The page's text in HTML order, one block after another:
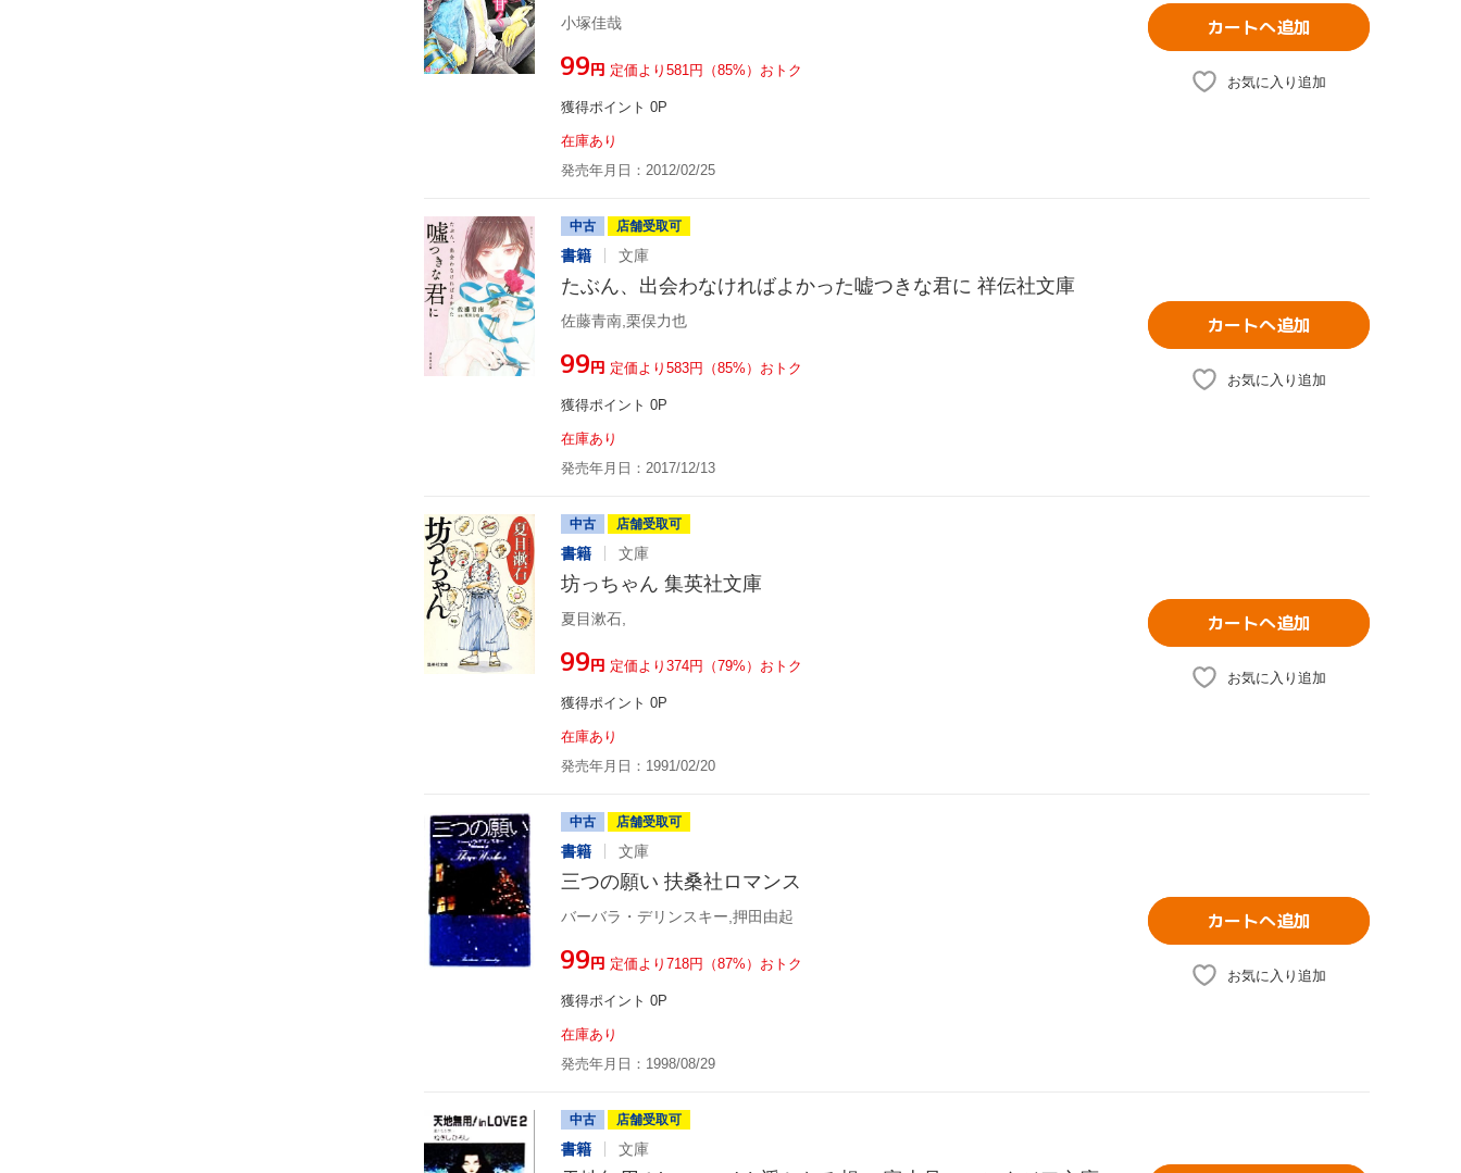
小塚佳哉
¥99円 定価より581円（85%）おトク
獲得ポイント 0P
在庫あり
発売年月日：2012/02/25
カートへ追加
お気に入り追加
中古 店舗受取可
書籍 文庫
たぶん、出会わなければよかった嘘つきな君に 祥伝社文庫
佐藤青南,栗俣力也
¥99円 定価より583円（85%）おトク
獲得ポイント 0P
在庫あり
発売年月日：2017/12/13
カートへ追加
お気に入り追加
中古 店舗受取可
書籍 文庫
坊っちゃん 集英社文庫
夏目漱石,
¥99円 定価より374円（79%）おトク
獲得ポイント 0P
在庫あり
発売年月日：1991/02/20
カートへ追加
お気に入り追加
中古 店舗受取可
書籍 文庫
三つの願い 扶桑社ロマンス
バーバラ・デリンスキー,押田由起
¥99円 定価より718円（87%）おトク
獲得ポイント 0P
在庫あり
発売年月日：1998/08/29
カートへ追加
お気に入り追加
中古 店舗受取可
書籍 文庫